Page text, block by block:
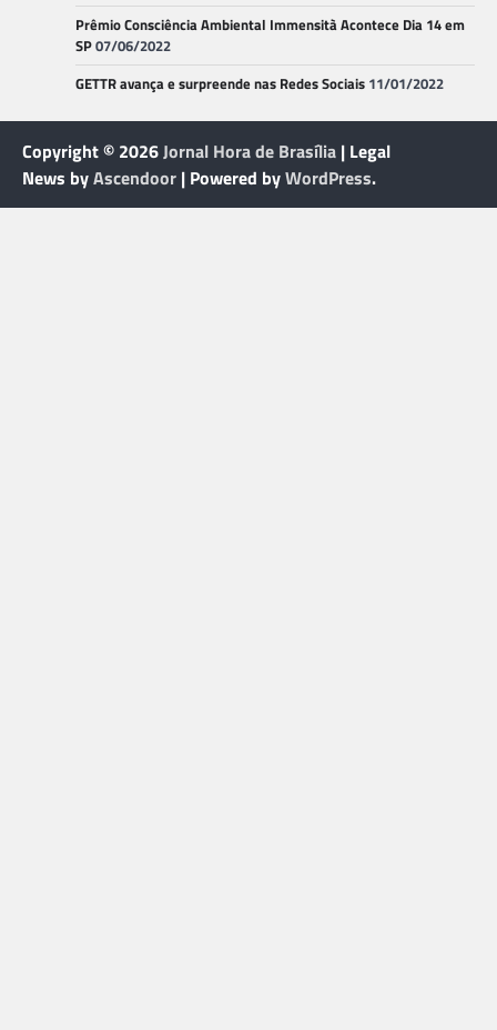
Prêmio Consciência Ambiental Immensità Acontece Dia 14 em
SP07/06/2022
GETTR avança e surpreende nas Redes Sociais 11/01/2022
Copyright © 2026Jornal Hora de Brasília | Legal
News byAscendoor | Powered byWordPress.